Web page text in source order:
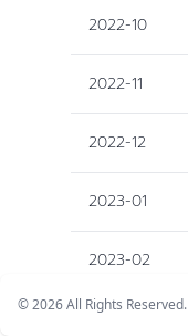
2022-10
2022-11
2022-12
2023-01
2023-02
2023-03
©2026All Rights Reserved.